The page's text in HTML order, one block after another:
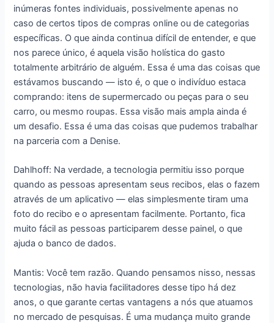
inúmeras fontes individuais, possivelmente apenas no
caso de certos tipos de compras online ou de categorias
específicas. O que ainda continua difícil de entender, e que
nos parece único, é aquela visão holística do gasto
totalmente arbitrário de alguém. Essa é uma das coisas que
estávamos buscando ― isto é, o que o indivíduo estaca
comprando: itens de supermercado ou peças para o seu
carro, ou mesmo roupas. Essa visão mais ampla ainda é
um desafio. Essa é uma das coisas que pudemos trabalhar
na parceria com a Denise.
Dahlhoff: Na verdade, a tecnologia permitiu isso porque
quando as pessoas apresentam seus recibos, elas o fazem
através de um aplicativo ― elas simplesmente tiram uma
foto do recibo e o apresentam facilmente. Portanto, fica
muito fácil as pessoas participarem desse painel, o que
ajuda o banco de dados.
Mantis: Você tem razão. Quando pensamos nisso, nessas
tecnologias, não havia facilitadores desse tipo há dez
anos, o que garante certas vantagens a nós que atuamos
no mercado de pesquisas. É uma mudança muito grande